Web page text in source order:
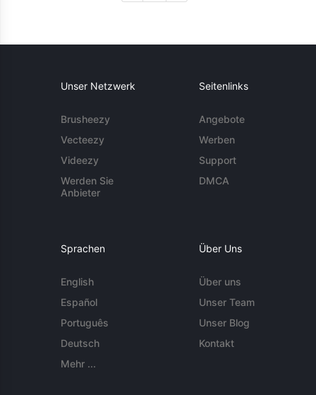
Unser Netzwerk
Brusheezy
Vecteezy
Videezy
Werden Sie
Anbieter
Seitenlinks
Angebote
Werben
Support
DMCA
Sprachen
English
Español
Português
Deutsch
Mehr ...
Über Uns
Über uns
Unser Team
Unser Blog
Kontakt